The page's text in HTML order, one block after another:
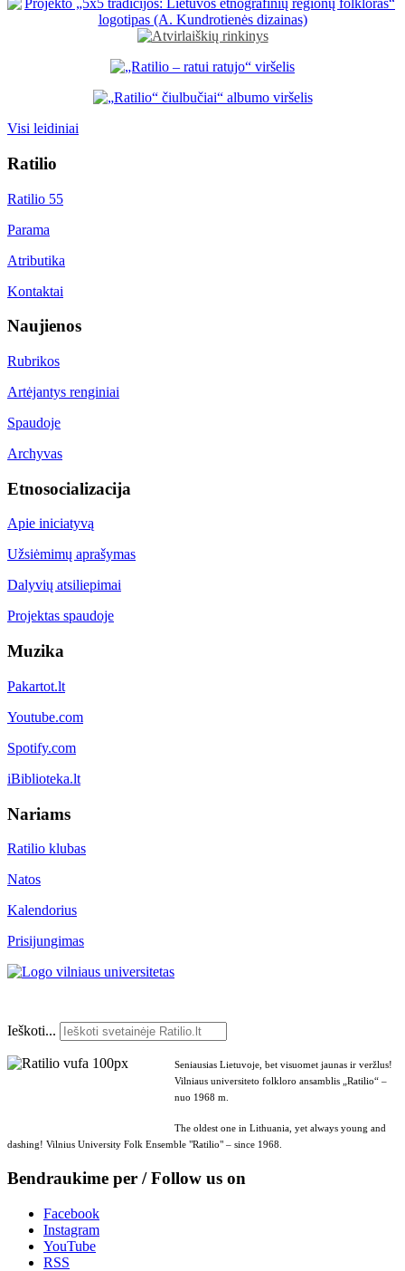
Visi leidiniai
Ratilio
Ratilio 55
Parama
Atributika
Kontaktai
Naujienos
Rubrikos
Artėjantys renginiai
Spaudoje
Archyvas
Etnosocializacija
Apie iniciatyvą
Užsiėmimų aprašymas
Dalyvių atsiliepimai
Projektas spaudoje
Muzika
Pakartot.lt
Youtube.com
Spotify.com
iBiblioteka.lt
Nariams
Ratilio klubas
Natos
Kalendorius
Prisijungimas
Ieškoti...
Seniausias Lietuvoje, bet visuomet jaunas ir veržlus!
Vilniaus universiteto folkloro ansamblis „Ratilio“ –
nuo 1968 m.
The oldest one in Lithuania, yet always young and
dashing! Vilnius University Folk Ensemble "Ratilio" – since 1968.
Bendraukime per / Follow us on
Facebook
Instagram
YouTube
RSS